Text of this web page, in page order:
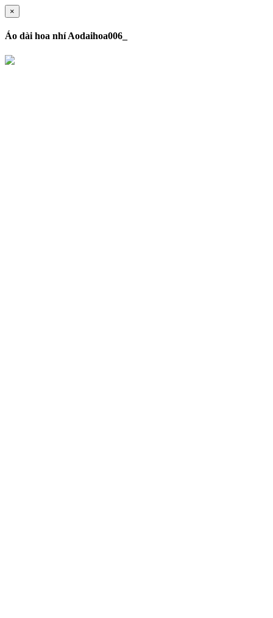
×
Áo dài hoa nhí Aodaihoa006_